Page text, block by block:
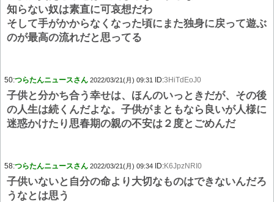
知らない奴は素直に可哀想だわ
そして手がかからなくなった頃にまた独身に戻って遊ぶ
のが最高の流れだと思ってる
50:つらたんニュースさん 2022/03/21(月) 09:31 ID:3HiTdEoJ0
子供と分かち合う幸せは、ほんのいっときだが、その後
の人生は続くんだよな。子供がまともなら良いが人様に
迷惑かけたり思春期の親の不安は２度とごめんだ
58:つらたんニュースさん 2022/03/21(月) 09:34 ID:K6JpzNRI0
子供いないと自分の命より大切なものはできないんだろ
うなとは思う